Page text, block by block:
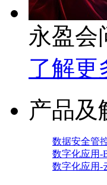
永盈会
了解更
产品及
数据安全管
数字化应用-
数字化应用-